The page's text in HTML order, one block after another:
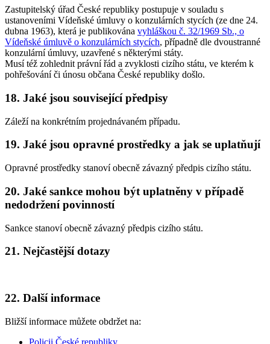
Zastupitelský úřad České republiky postupuje v souladu s
ustanoveními Vídeňské úmluvy o konzulárních stycích (ze dne 24.
dubna 1963), která je publikována vyhláškou č. 32/1969 Sb., o
Vídeňské úmluvě o konzulárních stycích, případně dle dvoustranné
konzulární úmluvy, uzavřené s některými státy.
Musí též zohlednit právní řád a zvyklosti cizího státu, ve kterém k
pohřešování či únosu občana České republiky došlo.
18. Jaké jsou související předpisy
Záleží na konkrétním projednávaném případu.
19. Jaké jsou opravné prostředky a jak se uplatňují
Opravné prostředky stanoví obecně závazný předpis cizího státu.
20. Jaké sankce mohou být uplatněny v případě
nedodržení povinností
Sankce stanoví obecně závazný předpis cizího státu.
21. Nejčastější dotazy
22. Další informace
Bližší informace můžete obdržet na:
Policii České republiky,